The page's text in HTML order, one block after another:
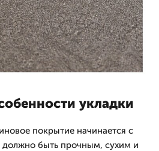
укладки
покрытие начинается с
быть прочным, сухим и